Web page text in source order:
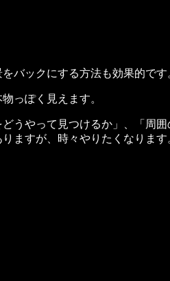
バックにする方法も効果的です
っぽく見えます。
どうやって見つけるか」、「周
ますが、時々やりたくなります